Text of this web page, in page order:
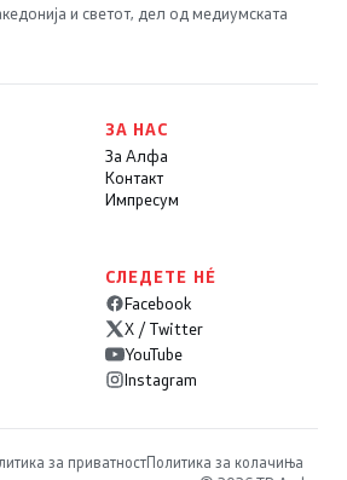
и светот, дел од медиумската
ЗА НАС
За Алфа
Контакт
Импресум
СЛЕДЕТЕ НÉ
Facebook
X / Twitter
YouTube
Instagram
за приватностПолитика за колачиња